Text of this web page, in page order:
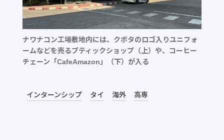
ナワナコン工場敷地内には、クボタのロゴ入りユニフォ
ームなどを売るブティックショップ（上）や、コーヒー
チェーン「CafeAmazon」（下）が入る
インターンシップ タイ 海外 高専